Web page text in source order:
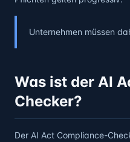
Unternehmen müssen
Was ist der AI
Checker?
Der AI Act Compliance-